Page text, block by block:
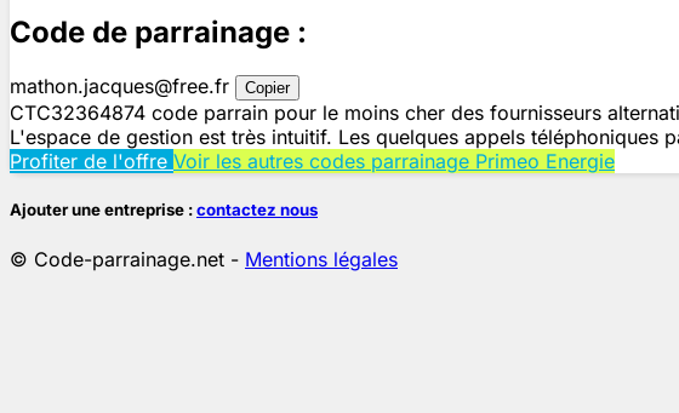
Code de parrainage :
mathon.jacques@free.fr Copier
CTC32364874 code parrain pour le moins cher des fournisseurs
L'espace de gestion est très intuitif. Les quelques appels téléphoniques
Profiter de l'offre Voir les autres codes parrainage Primeo Energie
Ajouter une entreprise :contactez nous
© Code-parrainage.net - Mentions légales